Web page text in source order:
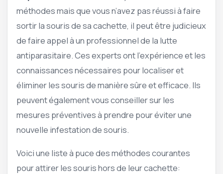
méthodes mais que vous n’avez pas réussi à faire
sortir la souris de sa cachette, il peut être judicieux
de faire appel à un professionnel de la lutte
antiparasitaire. Ces experts ont l’expérience et les
connaissances nécessaires pour localiser et
éliminer les souris de manière sûre et efficace. Ils
peuvent également vous conseiller sur les
mesures préventives à prendre pour éviter une
nouvelle infestation de souris.
Voici une liste à puce des méthodes courantes
pour attirer les souris hors de leur cachette: